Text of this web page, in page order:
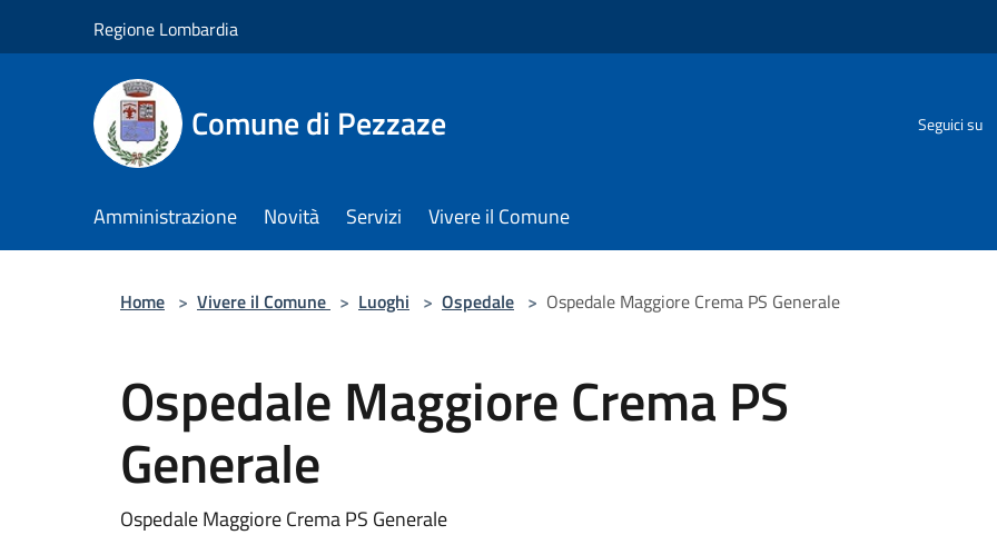
Regione Lombardia
Comune di Pezzaze Seguici su
Amministrazione Novità Servizi Vivere il Comune
Home > Vivere il Comune > Luoghi > Ospedale > Ospedale Maggiore Crema PS Generale
Ospedale Maggiore Crema PS
Generale
Ospedale Maggiore Crema PS Generale